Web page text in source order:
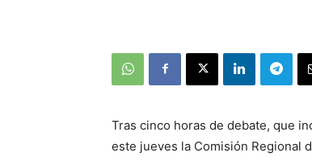
Tras cinco horas de debate, que
este jueves la Comisión Regional